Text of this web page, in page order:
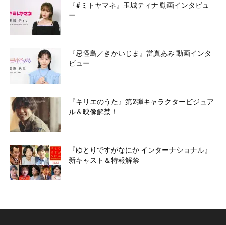
『#ミトヤマネ』玉城ティナ 動画インタビュ
ー
『忌怪島／きかいじま』當真あみ 動画インタ
ビュー
『キリエのうた』第2弾キャラクタービジュア
ル＆映像解禁！
『ゆとりですがなにか インターナショナル』
新キャスト＆特報解禁